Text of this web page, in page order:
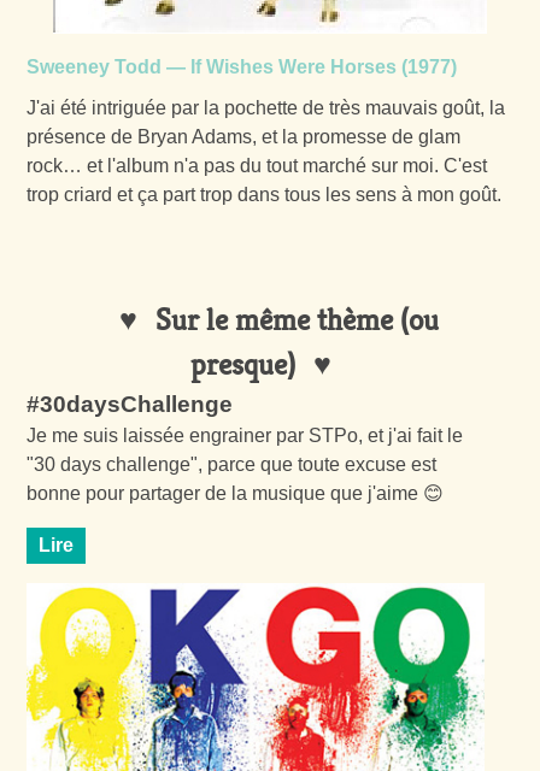
Sweeney Todd — If Wishes Were Horses (1977)
J'ai été intriguée par la pochette de très mauvais goût, la
présence de Bryan Adams, et la promesse de glam
rock… et l'album n'a pas du tout marché sur moi. C'est
trop criard et ça part trop dans tous les sens à mon goût.
Sur le même thème (ou
presque)
#30daysChallenge
Je me suis laissée engrainer par STPo, et j'ai fait le
"30 days challenge", parce que toute excuse est
bonne pour partager de la musique que j'aime 😊
Lire